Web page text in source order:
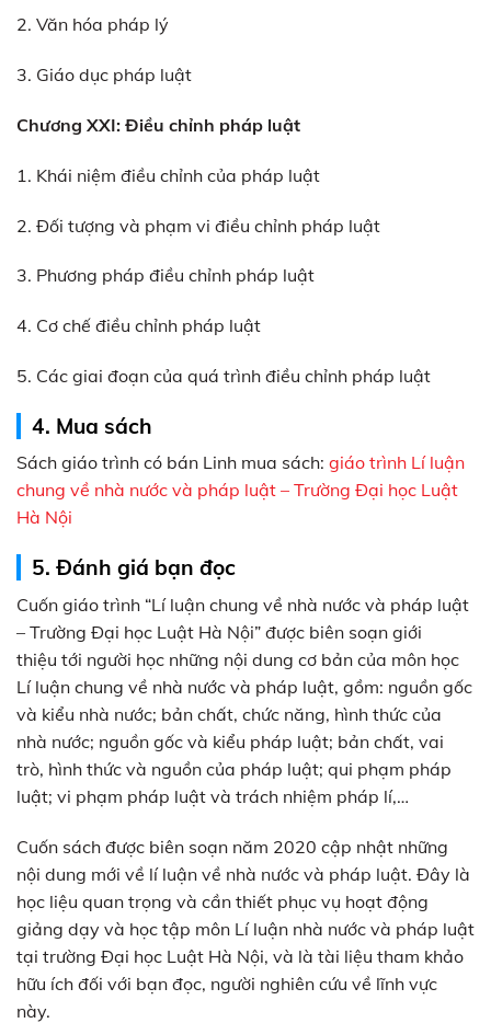
2. Văn hóa pháp lý
3. Giáo dục pháp luật
Chương XXI: Điều chỉnh pháp luật
1. Khái niệm điều chỉnh của pháp luật
2. Đối tượng và phạm vi điều chỉnh pháp luật
3. Phương pháp điều chỉnh pháp luật
4. Cơ chế điều chỉnh pháp luật
5. Các giai đoạn của quá trình điều chỉnh pháp luật
4. Mua sách
Sách giáo trình có bán Linh mua sách: giáo trình Lí luận
chung về nhà nước và pháp luật – Trường Đại học Luật
Hà Nội
5. Đánh giá bạn đọc
Cuốn giáo trình “Lí luận chung về nhà nước và pháp luật
– Trường Đại học Luật Hà Nội” được biên soạn giới
thiệu tới người học những nội dung cơ bản của môn học
Lí luận chung về nhà nước và pháp luật, gồm: nguồn gốc
và kiểu nhà nước; bản chất, chức năng, hình thức của
nhà nước; nguồn gốc và kiểu pháp luật; bản chất, vai
trò, hình thức và nguồn của pháp luật; qui phạm pháp
luật; vi phạm pháp luật và trách nhiệm pháp lí,…
Cuốn sách được biên soạn năm 2020 cập nhật những
nội dung mới về lí luận về nhà nước và pháp luật. Đây là
học liệu quan trọng và cần thiết phục vụ hoạt động
giảng dạy và học tập môn Lí luận nhà nước và pháp luật
tại trường Đại học Luật Hà Nội, và là tài liệu tham khảo
hữu ích đối với bạn đọc, người nghiên cứu về lĩnh vực
này.